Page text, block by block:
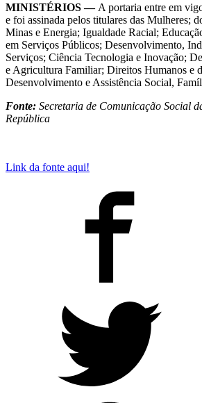
MINISTÉRIOS —A portaria entre em
e foi assinada pelos titulares das Mulheres;
Minas e Energia; Igualdade Racial;
em Serviços Públicos; Desenvolvimento,
Serviços; Ciência Tecnologia e Inovação;
e Agricultura Familiar; Direitos Humanos e
Desenvolvimento e Assistência Social,
Fonte: Secretaria de Comunicação Social
República
Link da fonte aqui!